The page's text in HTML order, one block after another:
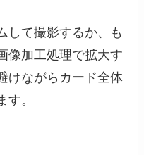
して撮影するか、も
像加工処理で拡大す
けながらカード全体
す。